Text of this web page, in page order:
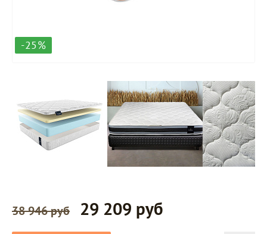
-25%
38 946 руб 29 209 руб